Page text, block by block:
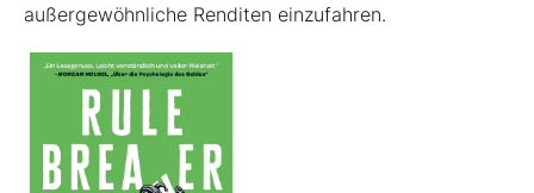
außergewöhnliche Renditen einzufahren.